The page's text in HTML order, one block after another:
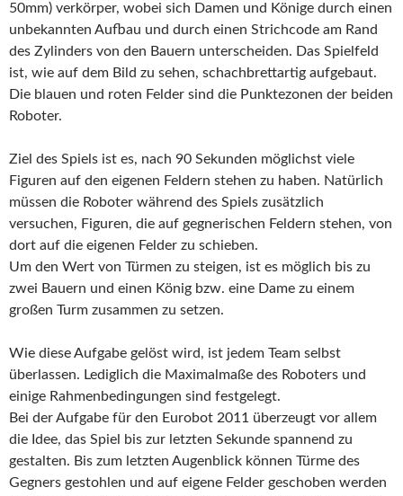
50mm) verkörper, wobei sich Damen und Könige durch einen
unbekannten Aufbau und durch einen Strichcode am Rand
des Zylinders von den Bauern unterscheiden. Das Spielfeld
ist, wie auf dem Bild zu sehen, schachbrettartig aufgebaut.
Die blauen und roten Felder sind die Punktezonen der beiden
Roboter.
Ziel des Spiels ist es, nach 90 Sekunden möglichst viele
Figuren auf den eigenen Feldern stehen zu haben. Natürlich
müssen die Roboter während des Spiels zusätzlich
versuchen, Figuren, die auf gegnerischen Feldern stehen, von
dort auf die eigenen Felder zu schieben.
Um den Wert von Türmen zu steigen, ist es möglich bis zu
zwei Bauern und einen König bzw. eine Dame zu einem
großen Turm zusammen zu setzen.
Wie diese Aufgabe gelöst wird, ist jedem Team selbst
überlassen. Lediglich die Maximalmaße des Roboters und
einige Rahmenbedingungen sind festgelegt.
Bei der Aufgabe für den Eurobot 2011 überzeugt vor allem
die Idee, das Spiel bis zur letzten Sekunde spannend zu
gestalten. Bis zum letzten Augenblick können Türme des
Gegners gestohlen und auf eigene Felder geschoben werden